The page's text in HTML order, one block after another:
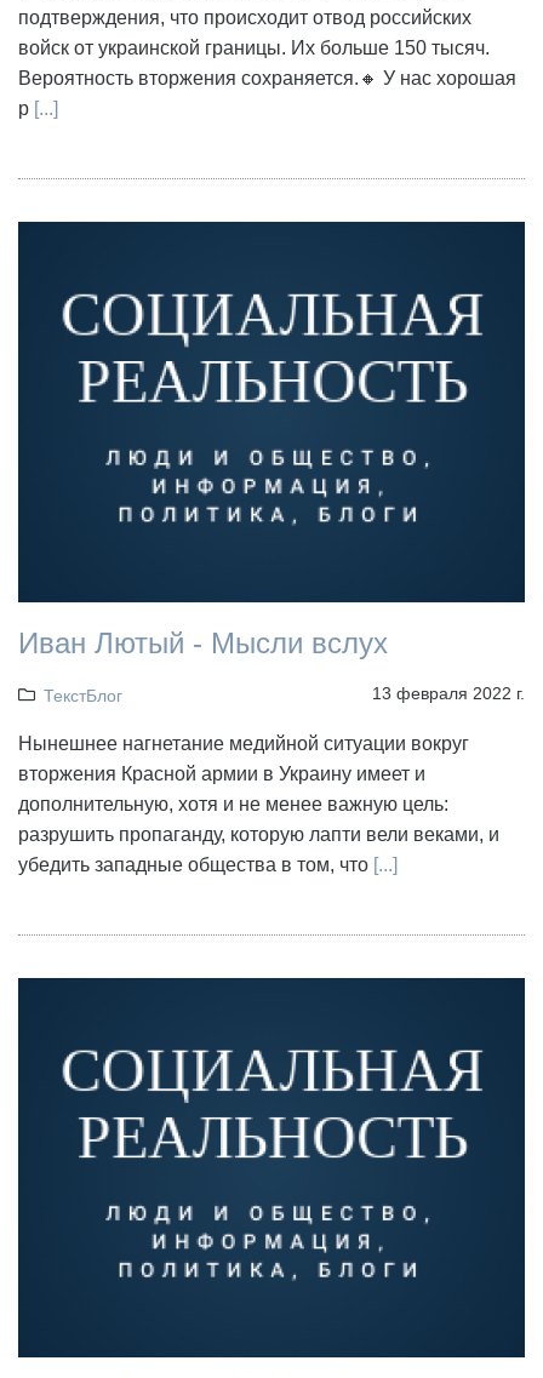
подтверждения, что происходит отвод российских
войск от украинской границы. Их больше 150 тысяч.
Вероятность вторжения сохраняется.🔸 У нас хорошая
р [...]
Иван Лютый - Мысли вслух
ТекстБлог 13 февраля 2022 г.
Нынешнее нагнетание медийной ситуации вокруг
вторжения Красной армии в Украину имеет и
дополнительную, хотя и не менее важную цель:
разрушить пропаганду, которую лапти вели веками, и
убедить западные общества в том, что [...]